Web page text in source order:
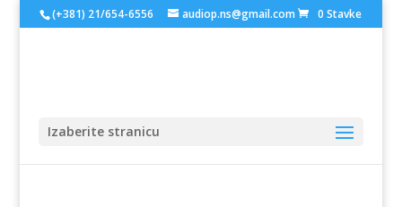
(+381) 21/654-6556 audiop.ns@gmail.com 0 Stavke
Izaberite stranicu